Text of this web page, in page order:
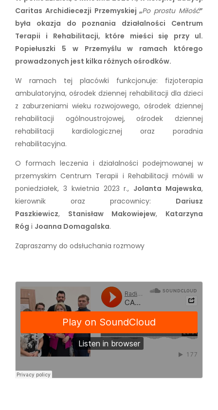
Caritas Archidiecezji Przemyskiej „Po prostu Miłość”
była okazja do poznania działalności Centrum
Terapii i Rehabilitacji, które mieści się przy ul.
Popiełuszki 5 w Przemyślu w ramach którego
prowadzonych jest kilka różnych ośrodków.
W ramach tej placówki funkcjonuje: fizjoterapia
ambulatoryjna, ośrodek dziennej rehabilitacji dla dzieci
z zaburzeniami wieku rozwojowego, ośrodek dziennej
rehabilitacji ogólnoustrojowej, ośrodek dziennej
rehabilitacji kardiologicznej oraz poradnia
rehabilitacyjna.
O formach leczenia i działalności podejmowanej w
przemyskim Centrum Terapii i Rehabilitacji mówili w
poniedziałek, 3 kwietnia 2023 r., Jolanta Majewska,
kierownik oraz pracownicy: Dariusz
Paszkiewicz, Stanisław Makowiejew, Katarzyna
Róg i Joanna Domagalska.
Zapraszamy do odsłuchania rozmowy